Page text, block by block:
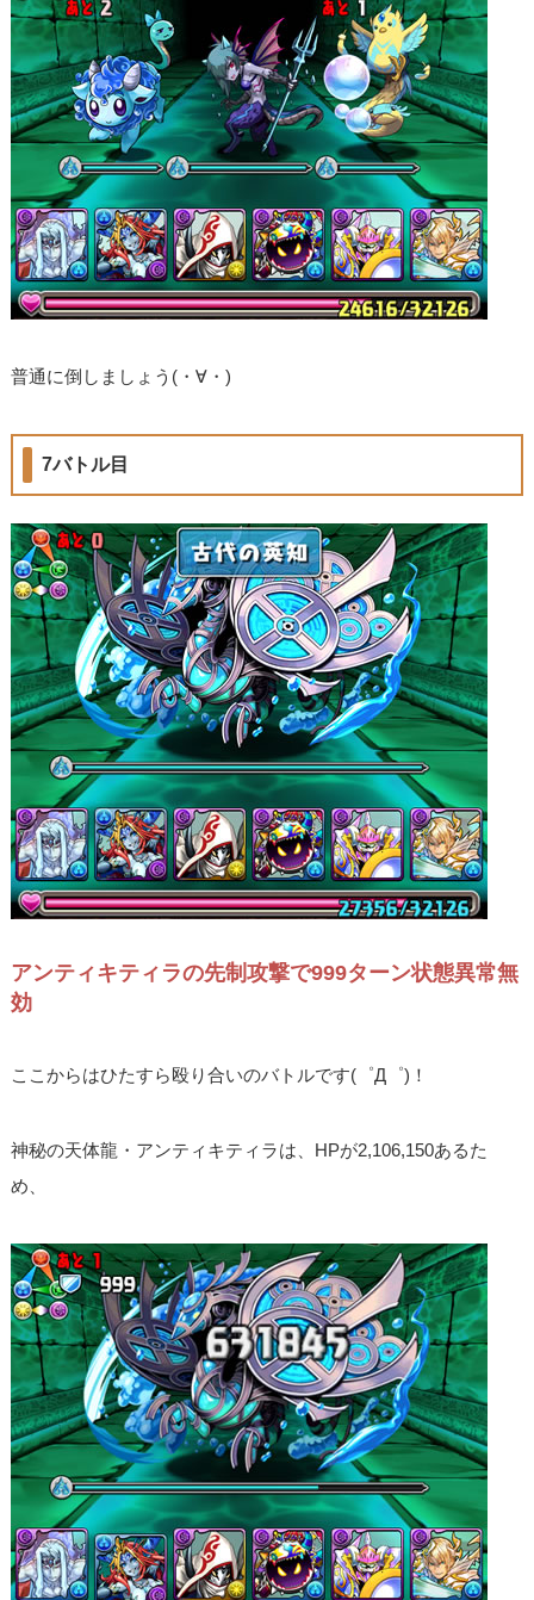
普通に倒しましょう(・∀・)
7バトル目
アンティキティラの先制攻撃で999ターン状態異常無
効
ここからはひたすら殴り合いのバトルです(゜Д゜)！
神秘の天体龍・アンティキティラは、HPが2,106,150あるた
め、